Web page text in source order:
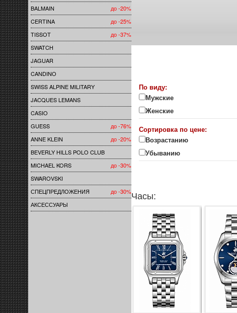
BALMAIN
до -20%
CERTINA
до -25%
TISSOT
до -37%
SWATCH
JAGUAR
CANDINO
SWISS ALPINE MILITARY
JACQUES LEMANS
CASIO
GUESS
до -76%
ANNE KLEIN
до -20%
BEVERLY HILLS POLO CLUB
MICHAEL KORS
до -30%
SWAROVSKI
СПЕЦПРЕДЛОЖЕНИЯ
до -30%
АКСЕССУАРЫ
По виду:
Мужские
Женские
Сортировка по цене:
Возрастанию
Убыванию
Часы: